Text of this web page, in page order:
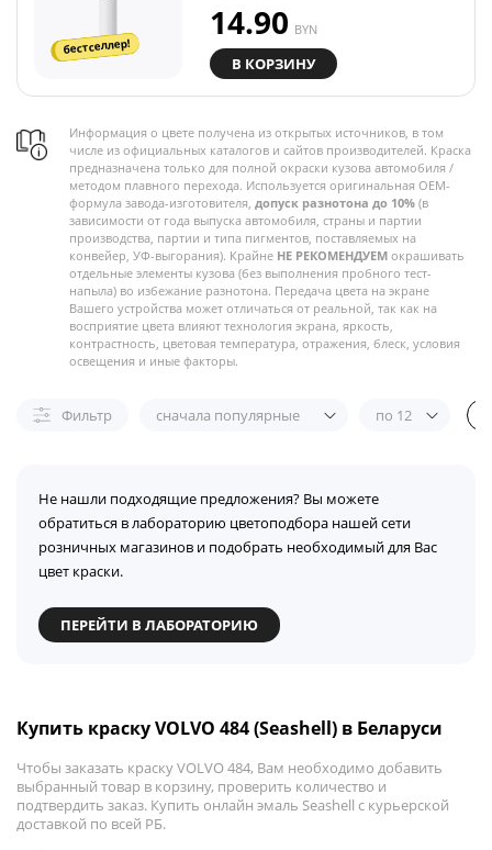
бестселлер!
14.90 BYN
В КОРЗИНУ
Информация о цвете получена из открытых источников, в том
числе из официальных каталогов и сайтов производителей. Краска
предназначена только для полной окраски кузова автомобиля /
методом плавного перехода. Используется оригинальная OEM-
формула завода-изготовителя, допуск разнотона до 10% (в
зависимости от года выпуска автомобиля, страны и партии
производства, партии и типа пигментов, поставляемых на
конвейер, УФ-выгорания). Крайне НЕ РЕКОМЕНДУЕМ окрашивать
отдельные элементы кузова (без выполнения пробного тест-
напыла) во избежание разнотона. Передача цвета на экране
Вашего устройства может отличаться от реальной, так как на
восприятие цвета влияют технология экрана, яркость,
контрастность, цветовая температура, отражения, блеск, условия
освещения и иные факторы.
Фильтр сначала популярные по 12
Не нашли подходящие предложения? Вы можете
обратиться в лабораторию цветоподбора нашей сети
розничных магазинов и подобрать необходимый для Вас
цвет краски.
ПЕРЕЙТИ В ЛАБОРАТОРИЮ
Купить краску VOLVO 484 (Seashell) в Беларуси
Чтобы заказать краску VOLVO 484, Вам необходимо добавить
выбранный товар в корзину, проверить количество и
подтвердить заказ. Купить онлайн эмаль Seashell с курьерской
доставкой по всей РБ.